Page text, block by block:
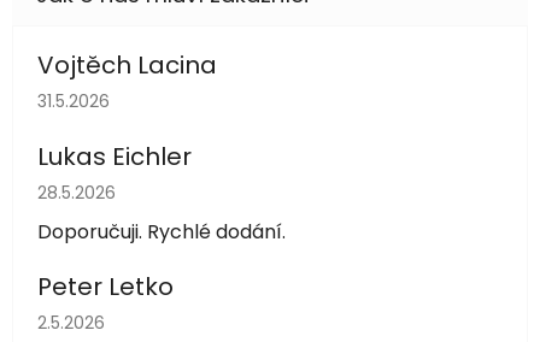
Vojtěch Lacina
Hodnocení obchodu je 5 z 5 hvězdiček.
31.5.2026
Lukas Eichler
Hodnocení obchodu je 5 z 5 hvězdiček.
28.5.2026
Doporučuji. Rychlé dodání.
Peter Letko
Hodnocení obchodu je 5 z 5 hvězdiček.
2.5.2026